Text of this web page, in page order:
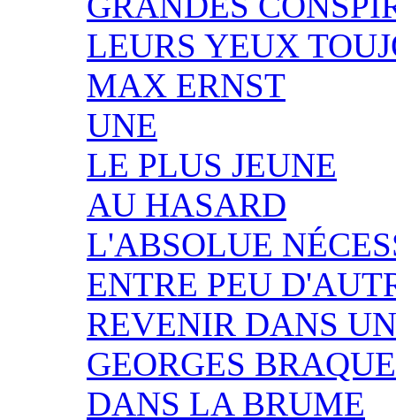
LEURS YEUX
MAX ERNST
UNE
LE PLUS JEUNE
AU HASARD
L'ABSOLUE
ENTRE PEU
REVENIR DANS
GEORGES BRAQUE
DANS LA BRUME